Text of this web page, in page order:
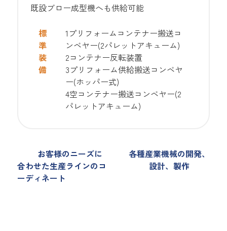
既設ブロー成型機へも供給可能
標
準
装
備
1プリフォームコンテナー搬送コ
ンベヤー(2パレットアキューム)
2コンテナー反転装置
3プリフォーム供給搬送コンベヤ
ー(ホッパー式)
4空コンテナー搬送コンベヤー(2
パレットアキューム)
お客様のニーズに
合わせた生産ラインのコ
ーディネート
各種産業機械の開発、
設計、製作